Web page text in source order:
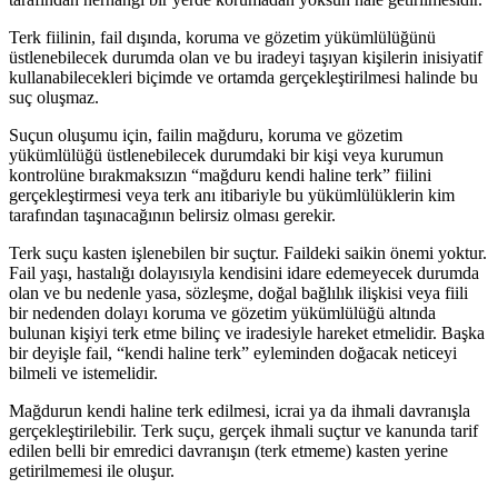
Terk fiilinin, fail dışında, koruma ve gözetim yükümlülüğünü
üstlenebilecek durumda olan ve bu iradeyi taşıyan kişilerin inisiyatif
kullanabilecekleri biçimde ve ortamda gerçekleştirilmesi halinde bu
suç oluşmaz.
Suçun oluşumu için, failin mağduru, koruma ve gözetim
yükümlülüğü üstlenebilecek durumdaki bir kişi veya kurumun
kontrolüne bırakmaksızın “mağduru kendi haline terk” fiilini
gerçekleştirmesi veya terk anı itibariyle bu yükümlülüklerin kim
tarafından taşınacağının belirsiz olması gerekir.
Terk suçu kasten işlenebilen bir suçtur. Faildeki saikin önemi yoktur.
Fail yaşı, hastalığı dolayısıyla kendisini idare edemeyecek durumda
olan ve bu nedenle yasa, sözleşme, doğal bağlılık ilişkisi veya fiili
bir nedenden dolayı koruma ve gözetim yükümlülüğü altında
bulunan kişiyi terk etme bilinç ve iradesiyle hareket etmelidir. Başka
bir deyişle fail, “kendi haline terk” eyleminden doğacak neticeyi
bilmeli ve istemelidir.
Mağdurun kendi haline terk edilmesi, icrai ya da ihmali davranışla
gerçekleştirilebilir. Terk suçu, gerçek ihmali suçtur ve kanunda tarif
edilen belli bir emredici davranışın (terk etmeme) kasten yerine
getirilmemesi ile oluşur.